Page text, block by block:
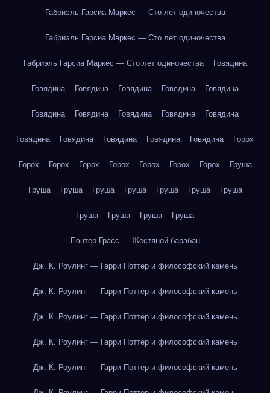
Габриэль Гарсиа Маркес — Сто лет одиночества
Габриэль Гарсиа Маркес — Сто лет одиночества
Габриэль Гарсиа Маркес — Сто лет одиночества Говядина
Говядина Говядина Говядина Говядина Говядина
Говядина Говядина Говядина Говядина Говядина
Говядина Говядина Говядина Говядина Говядина Горох
Горох Горох Горох Горох Горох Горох Горох Груша
Груша Груша Груша Груша Груша Груша Груша
Груша Груша Груша Груша
Гюнтер Грасс — Жестяной барабан
Дж. К. Роулинг — Гарри Поттер и философский камень
Дж. К. Роулинг — Гарри Поттер и философский камень
Дж. К. Роулинг — Гарри Поттер и философский камень
Дж. К. Роулинг — Гарри Поттер и философский камень
Дж. К. Роулинг — Гарри Поттер и философский камень